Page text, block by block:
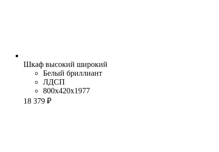
Шкаф высокий широкий
Белый бриллиант
ЛДСП
800x420x1977
18 379 ₽